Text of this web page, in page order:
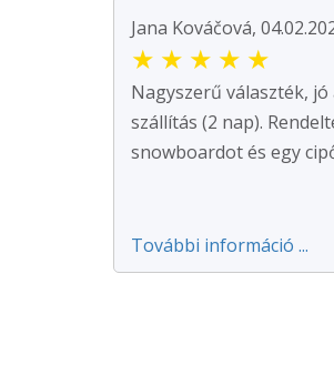
Jana Kováčová,
★ ★ ★ ★ ★
Nagyszerű választék,
szállítás (2 nap).
snowboardot és egy
További információ ...